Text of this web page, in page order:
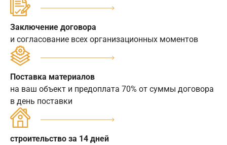
Заключение договора
и согласование всех организационных моментов
Поставка материалов
на ваш объект и предоплата 70% от суммы договора
в день поставки
строительство за 14 дней